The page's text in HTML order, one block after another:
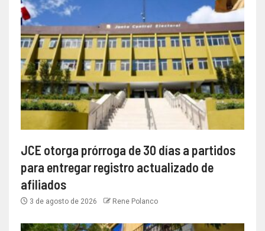
JCE otorga prórroga de 30 días a partidos
para entregar registro actualizado de
afiliados
3 de agosto de 2026 Rene Polanco